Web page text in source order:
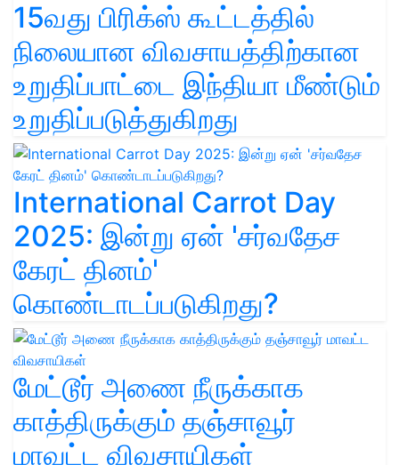
15வது பிரிக்ஸ் கூட்டத்தில்
நிலையான விவசாயத்திற்கான
உறுதிப்பாட்டை இந்தியா மீண்டும்
உறுதிப்படுத்துகிறது
International Carrot Day
2025: இன்று ஏன் 'சர்வதேச
கேரட் தினம்'
கொண்டாடப்படுகிறது?
மேட்டூர் அணை நீருக்காக
காத்திருக்கும் தஞ்சாவூர்
மாவட்ட விவசாயிகள்